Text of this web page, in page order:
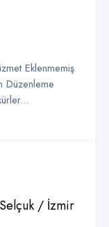
Eklenmemiş
Düzenleme
/ İzmir